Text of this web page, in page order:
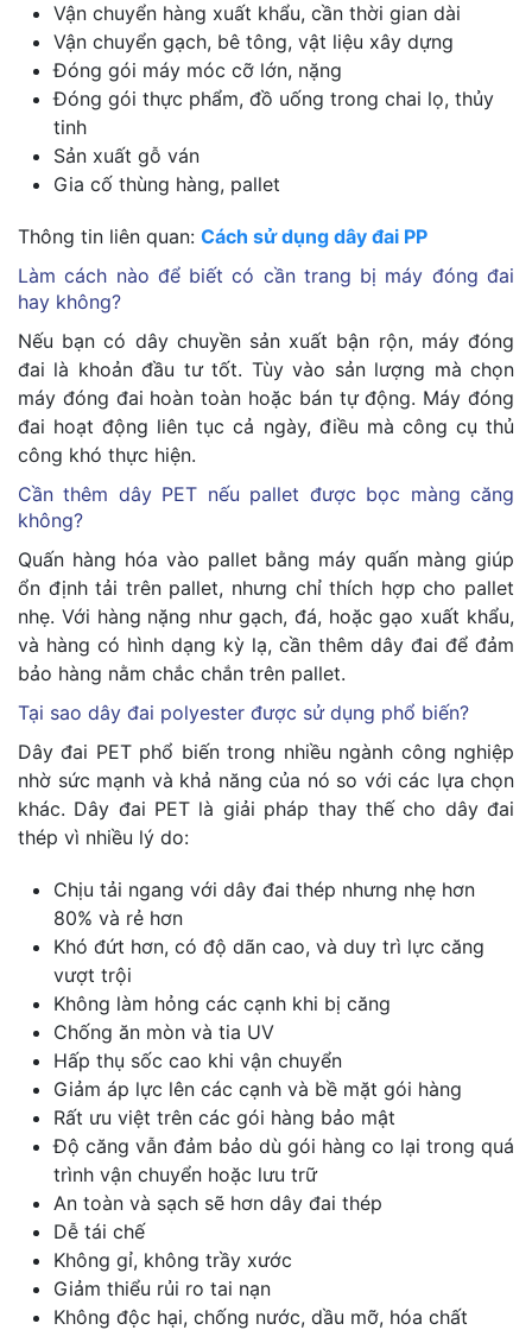
Vận chuyển hàng xuất khẩu, cần thời gian dài
Vận chuyển gạch, bê tông, vật liệu xây dựng
Đóng gói máy móc cỡ lớn, nặng
Đóng gói thực phẩm, đồ uống trong chai lọ, thủy
tinh
Sản xuất gỗ ván
Gia cố thùng hàng, pallet
Thông tin liên quan: Cách sử dụng dây đai PP
Làm cách nào để biết có cần trang bị máy đóng đai
hay không?
Nếu bạn có dây chuyền sản xuất bận rộn, máy đóng
đai là khoản đầu tư tốt. Tùy vào sản lượng mà chọn
máy đóng đai hoàn toàn hoặc bán tự động. Máy đóng
đai hoạt động liên tục cả ngày, điều mà công cụ thủ
công khó thực hiện.
Cần thêm dây PET nếu pallet được bọc màng căng
không?
Quấn hàng hóa vào pallet bằng máy quấn màng giúp
ổn định tải trên pallet, nhưng chỉ thích hợp cho pallet
nhẹ. Với hàng nặng như gạch, đá, hoặc gạo xuất khẩu,
và hàng có hình dạng kỳ lạ, cần thêm dây đai để đảm
bảo hàng nằm chắc chắn trên pallet.
Tại sao dây đai polyester được sử dụng phổ biến?
Dây đai PET phổ biến trong nhiều ngành công nghiệp
nhờ sức mạnh và khả năng của nó so với các lựa chọn
khác. Dây đai PET là giải pháp thay thế cho dây đai
thép vì nhiều lý do:
Chịu tải ngang với dây đai thép nhưng nhẹ hơn
80% và rẻ hơn
Khó đứt hơn, có độ dãn cao, và duy trì lực căng
vượt trội
Không làm hỏng các cạnh khi bị căng
Chống ăn mòn và tia UV
Hấp thụ sốc cao khi vận chuyển
Giảm áp lực lên các cạnh và bề mặt gói hàng
Rất ưu việt trên các gói hàng bảo mật
Độ căng vẫn đảm bảo dù gói hàng co lại trong quá
trình vận chuyển hoặc lưu trữ
An toàn và sạch sẽ hơn dây đai thép
Dễ tái chế
Không gỉ, không trầy xước
Giảm thiểu rủi ro tai nạn
Không độc hại, chống nước, dầu mỡ, hóa chất